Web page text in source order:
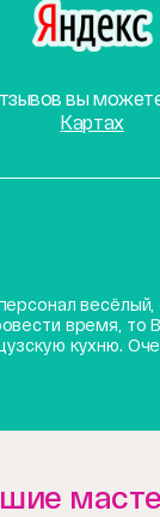
вы
Картах
весёлый,
время, то
кухню.